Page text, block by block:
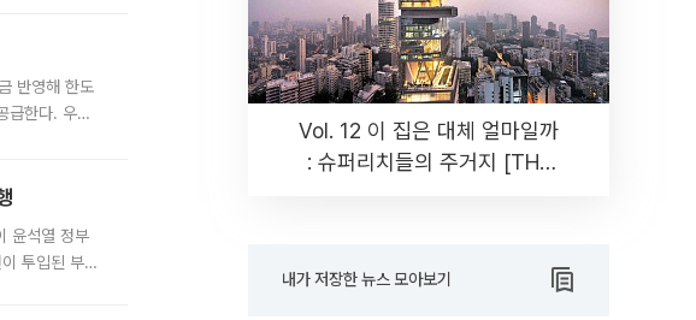
반영해 한도
급한다. 우리
윤석열 정부
투입된 부산
Vol. 12 이 집은 대체 얼마일까
: 슈퍼리치들의 주거지 [THE
내가 저장한 뉴스 모아보기